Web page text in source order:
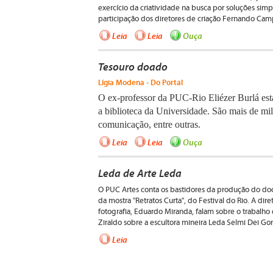
exercício da criatividade na busca por soluções
participação dos diretores de criação Fernando
Leia Leia Ouça
Tesouro doado
Lígia Modena - Do Portal
O ex-professor da PUC-Rio Eliézer Burlá
a biblioteca da Universidade. São mais de
comunicação, entre outras.
Leia Leia Ouça
Leda de Arte Leda
O PUC Artes conta os bastidores da produção do
da mostra "Retratos Curta", do Festival do Rio. A
fotografia, Eduardo Miranda, falam sobre o
Ziraldo sobre a escultora mineira Leda Selmi Dei
Leia